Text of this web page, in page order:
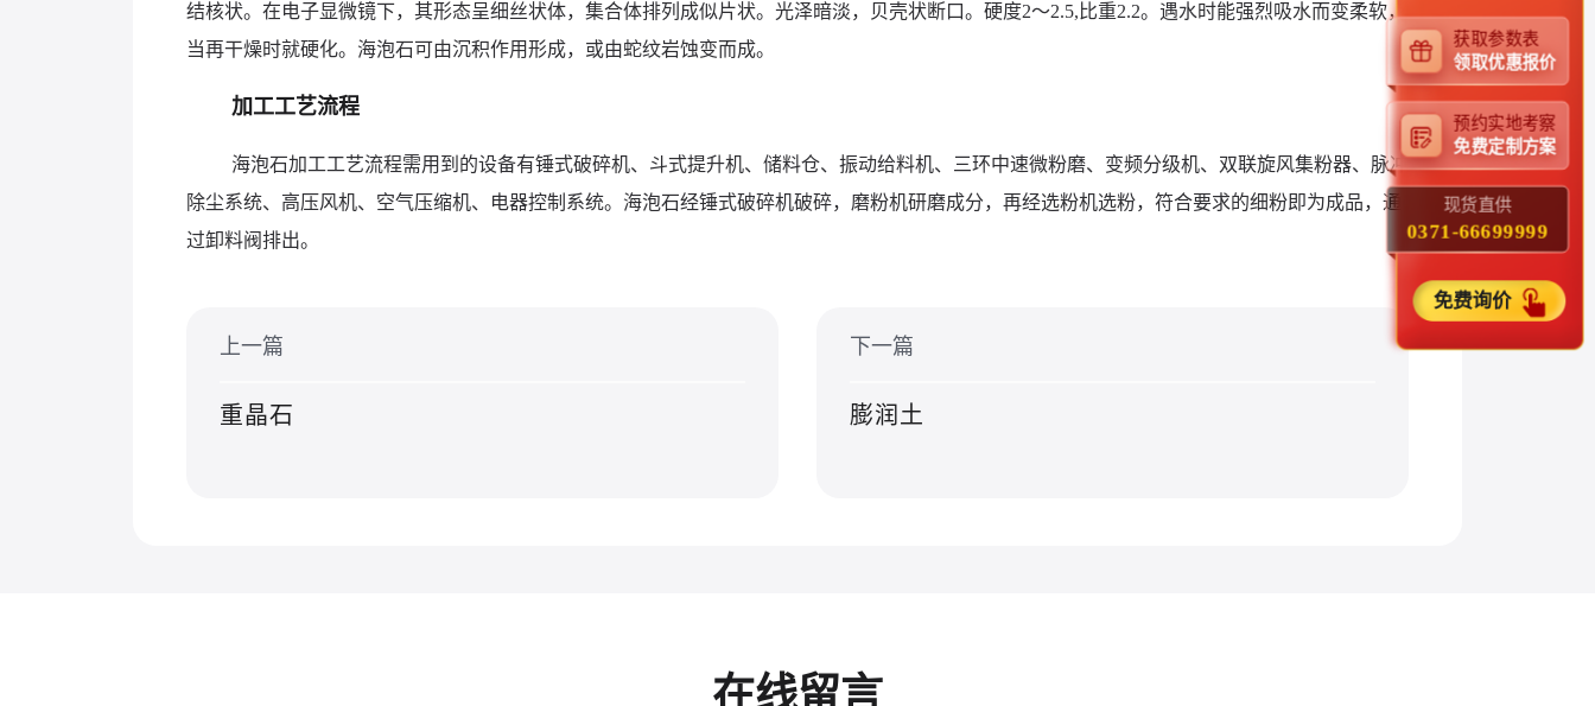
结核状。在电子显微镜下，其形态呈细丝状体，集合体排列成似片状。光泽暗淡，贝壳状断口。硬度2～2.5,比重2.2。遇水时能强烈吸水而变柔软，
当再干燥时就硬化。海泡石可由沉积作用形成，或由蛇纹岩蚀变而成。
加工工艺流程
海泡石加工工艺流程需用到的设备有锤式破碎机、斗式提升机、储料仓、振动给料机、三环中速微粉磨、变频分级机、双联旋风集粉器、脉冲
除尘系统、高压风机、空气压缩机、电器控制系统。海泡石经锤式破碎机破碎，磨粉机研磨成分，再经选粉机选粉，符合要求的细粉即为成品，通
过卸料阀排出。
上一篇
重晶石
下一篇
膨润土
在线留言
获取参数表
领取优惠报价
预约实地考察
免费定制方案
现货直供
0371-66699999
免费询价